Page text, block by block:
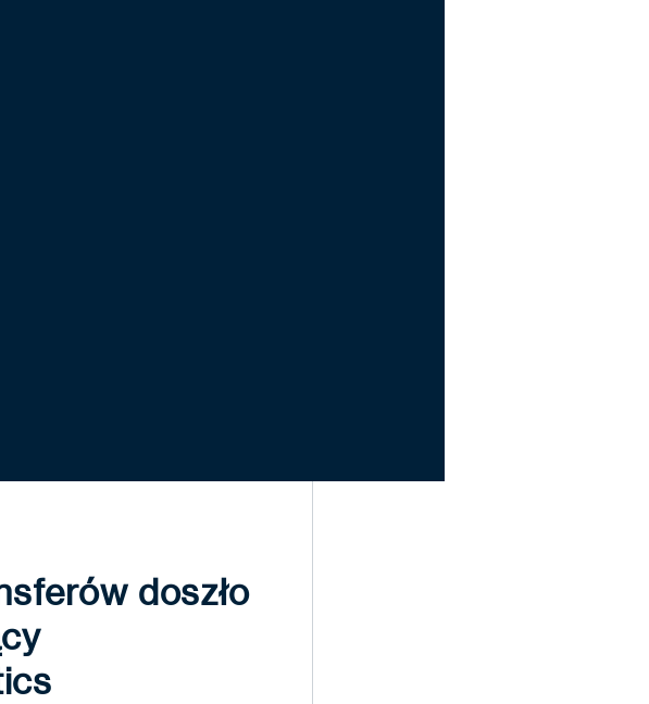
doszło